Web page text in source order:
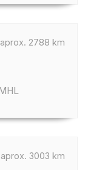
aprox. 2788 km
aprox. 3003 km